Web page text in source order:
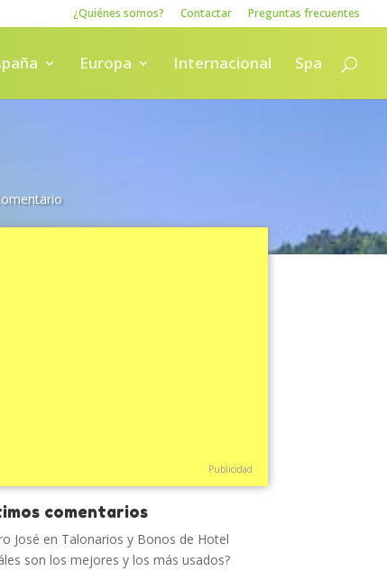
¿Quiénes somos? Contactar Preguntas frecuentes
Europa Internacional Spa
Publicidad
comentarios
José en Talonarios y Bonos de Hotel
son los mejores y los más usados?